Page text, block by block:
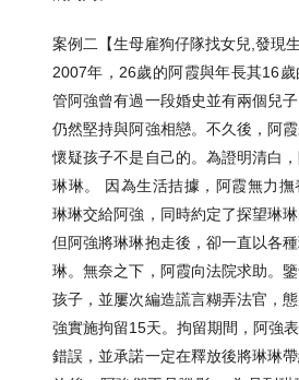
案例二【生母雇狗仔隊找女兒,發現
2007年，26歲的阿霞與年長其16
管阿強曾有過一段婚史並有兩個兒
仍然堅持與阿強相戀。不久後，阿
懷疑孩子不是自己的。為證明清白
琳琳。 因為生活拮據，阿霞無力
琳琳交給阿強，同時約定了探望琳琳
但阿強將琳琳抱走後，卻一直以各
琳。無奈之下，阿霞向法院求助。
孩子，並屢次編造謊言糊弄法官，
強實施拘留15天。拘留期間，阿強
錯誤，並承諾一定在釋放後將琳琳